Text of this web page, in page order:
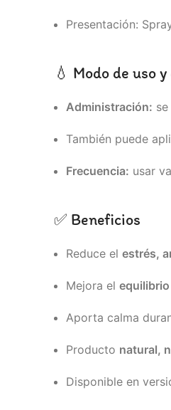
Presentación:
💧 Modo de uso
Administración:
También puede
Frecuencia: usar
✅ Beneficios
Reduce el estrés,
Mejora el
Aporta calma
Producto natural,
Disponible en